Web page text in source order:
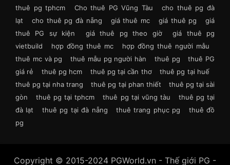
thuê pg tphcm
Cho thuê PG Vũng Tàu
cho thuê pg đà
lạt
cho thuê pg đà nẵng giá thuê mc giá thuê pg
giá
thuê PG sự kiện
giá thuê pg theo giờ
giá thuê pg
vietbuild
hợp đồng thuê mc
hợp đồng thuê người mẫu
thuê mc và pg
thuê mẫu pg người hàn thuê pg
thuê PG
giá rẻ
thuê pg hcm thuê pg tại cần thơ
thuê pg tại huế
thuê pg tại nha trang
thuê pg tại phan thiết
thuê pg tại sài
gòn
thuê pg tại tphcm thuê pg tại vũng tàu
thuê pg tại
đà lạt
thuê pg tại đà nẵng thuê trang phục pg
thuê đồ
pg
Copyright © 2015-2024 PGWorld.vn - Thế giới PG -